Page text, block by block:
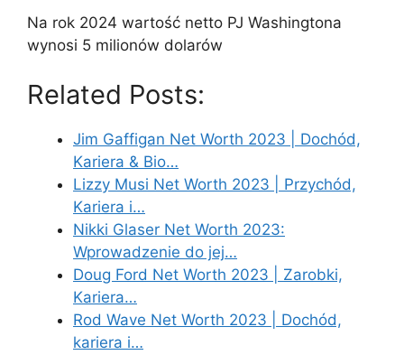
Na rok 2024 wartość netto PJ Washingtona
wynosi 5 milionów dolarów
Related Posts:
Jim Gaffigan Net Worth 2023 | Dochód,
Kariera & Bio…
Lizzy Musi Net Worth 2023 | Przychód,
Kariera i…
Nikki Glaser Net Worth 2023:
Wprowadzenie do jej…
Doug Ford Net Worth 2023 | Zarobki,
Kariera…
Rod Wave Net Worth 2023 | Dochód,
kariera i…